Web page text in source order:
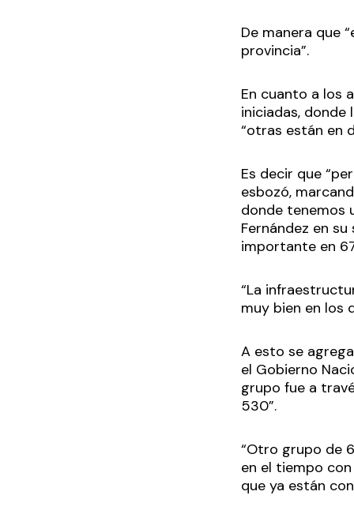
De manera que
provincia”.
En cuanto a los
iniciadas,
“otras están en
Es decir que
esbozó,
donde tenemos
Fernández en
importante en
“La
muy bien en los
A esto se
el Gobierno
grupo fue a
530”.
“Otro grupo de
en el tiempo
que ya están